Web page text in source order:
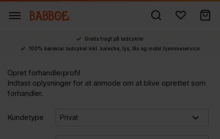
Gratis fragt på ladcykler
100% køreklar ladcykel inkl. kaleche, lys, lås og mobil hjemmeservice
Opret forhandlerprofil
Indtast oplysninger for at anmode om at blive oprettet som
forhandler.
Kundetype